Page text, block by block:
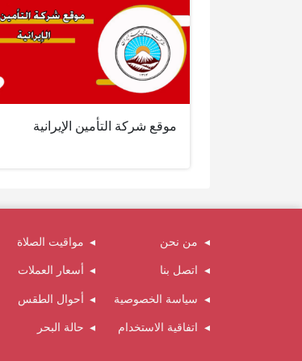
موقع شركة التأمين الإيرانية
من نحن
اتصل بنا
سياسة الخصوصية
اتفاقية الاستخدام
مواقيت الصلاة
أسعار العملات
أحوال الطقس
حالة البحر